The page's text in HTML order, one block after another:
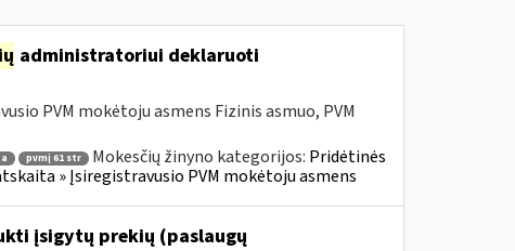
administratoriui deklaruoti
PVM mokėtoju asmens Fizinis asmuo, PVM
pvmį 61 str Mokesčių žinyno kategorijos: Pridėtinės
» Įsiregistravusio PVM mokėtoju asmens
įsigytų prekių (paslaugų